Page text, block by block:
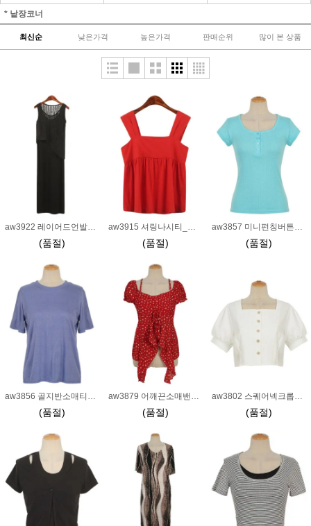
* 낱장코너
최신순 낮은가격 높은가격 판매순위 많이 본 상품
aw3922 레이어드언발트임나시원피스_블랙
(품절)
aw3915 셔링나시티_레드
(품절)
aw3857 미니펀칭버튼넥티_민트
(품절)
(품절) (품절) (품절)